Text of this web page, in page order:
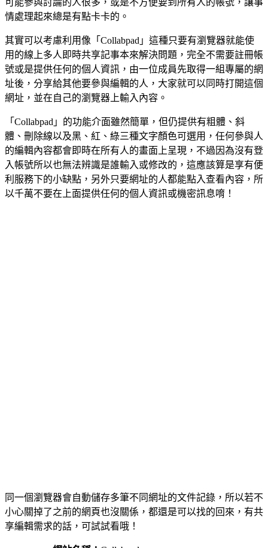
情處理起來總是有點卡卡的。
其實可以考慮利用像「Collabpad」這種只要有瀏覽器就能使
用的線上多人即時共享記事本來解決問題，完全不需要註冊帳
號或是提供任何的個人資訊，由一位成員先取得一組專屬的網
址後，分享給其他要參與編輯的人，大家就可以同時打開這個
網址，並在自己的瀏覽器上輸入內容。
「Collabpad」的功能介面雖然簡單，但仍提供有粗體、斜
體、刪除線以及黑、紅、綠三種文字顏色可選用，任何參與人
的編輯內容都會即時在所有人的畫面上呈現，不過因為沒有登
入帳號所以也無法辨識是誰輸入或修改的，這應該算是享有便
利服務下的小缺點，另外只要網址的人都能點入查看內容，所
以千萬不要在上面提供任何的個人資訊或機密訊息唷！
同一個瀏覽器會自動儲存多筆不同網址的文件記錄，所以若不
小心關掉了之前的網頁也沒關係，都還是可以找的回來，有共
享編輯需求的話，可試試看哦！